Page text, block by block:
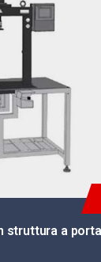
struttura a